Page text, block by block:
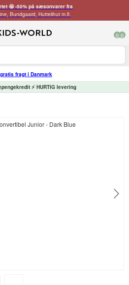
🤩 -50% på sæsonvarer fra
Bundgaard, Huttelihut m.fl.
0 0
fragt i Danmark
⚡ HURTIG levering